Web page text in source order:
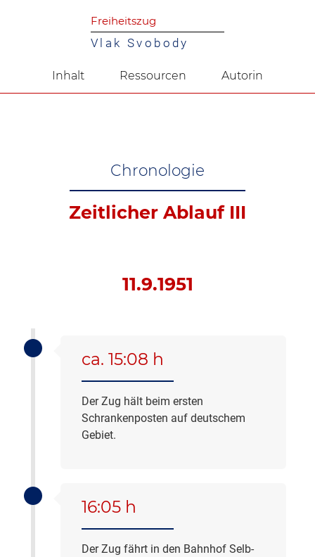
Freiheitszug
Vlak Svobody
Inhalt Ressourcen Autorin
Chronologie
Zeitlicher Ablauf III
11.9.1951
ca. 15:08 h
Der Zug hält beim ersten
Schrankenposten auf deutschem
Gebiet.
16:05 h
Der Zug fährt in den Bahnhof Selb-